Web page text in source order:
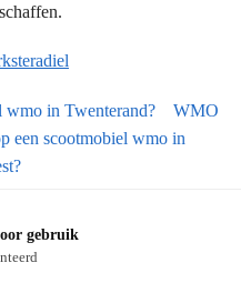
wmo in Twenterand?
WMO
een scootmobiel wmo in
gebruik